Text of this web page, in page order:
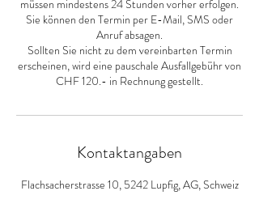
müssen mindestens 24 Stunden vorher erfolgen.
Sie können den Termin per E-Mail, SMS oder
Anruf absagen.
Sollten Sie nicht zu dem vereinbarten Termin
erscheinen, wird eine pauschale Ausfallgebühr von
CHF 120.- in Rechnung gestellt.
Kontaktangaben
Flachsacherstrasse 10, 5242 Lupfig, AG, Schweiz